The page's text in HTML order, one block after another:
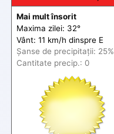
Mai mult însorit
Maxima zilei: 32°
Vânt: 11 km/h dinspre E
Șanse de precipitații: 25%
Cantitate precip.: 0